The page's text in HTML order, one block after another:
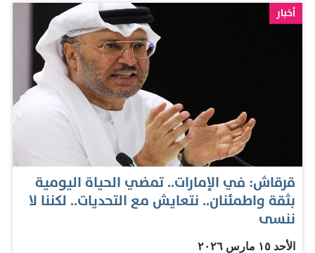
انتقال الأموال، وهو أحد أعمدة نجاحها وجاذبيتها الاستثمارية.
وأضاف معاليه: "الإمارات ستعود أكثر تصميماً ونجاحاً، ولن
ينجح العدوان الإيراني في مساعيه". المصدر: الاتحاد - أبوظبي
أخبار
قرقاش: في الإمارات.. تمضي الحياة اليومية
بثقة واطمئنان.. نتعايش مع التحديات.. لكننا لا
ننسى
الأحد ١٥ مارس ٢٠٢٦